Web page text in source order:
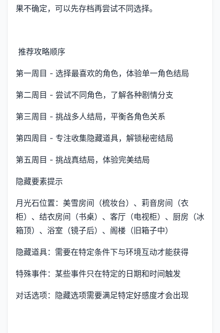
果不确定，可以先存档再尝试不同选择。
推荐攻略顺序
第一周目 - 选择最喜欢的角色，体验单一角色结局
第二周目 - 尝试不同角色，了解各种剧情分支
第三周目 - 挑战多人结局，平衡各角色关系
第四周目 - 专注收集隐藏道具，解锁秘密结局
第五周目 - 挑战真结局，体验完美结局
隐藏要素提示
月光石位置：美雪房间（梳妆台）、莉音房间（衣
柜）、结衣房间（书桌）、客厅（电视柜）、厨房（冰
箱顶）、浴室（镜子后）、阁楼（旧箱子中）
隐藏道具：需要在特定条件下与环境互动才能获得
特殊事件：某些事件只在特定的日期和时间触发
对话选项：隐藏选项需要满足特定好感度才会出现